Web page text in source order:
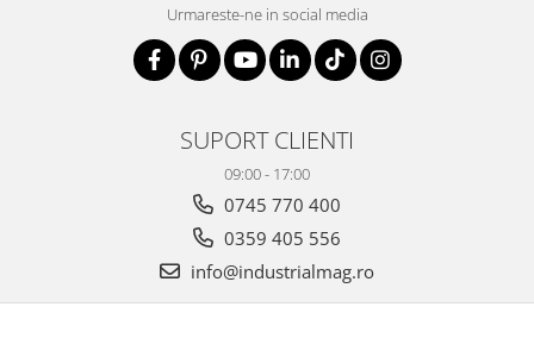
Aliniere geometrică
Urmareste-ne in social media
SUPORT CLIENTI
09:00 - 17:00
0745 770 400
0359 405 556
info@industrialmag.ro